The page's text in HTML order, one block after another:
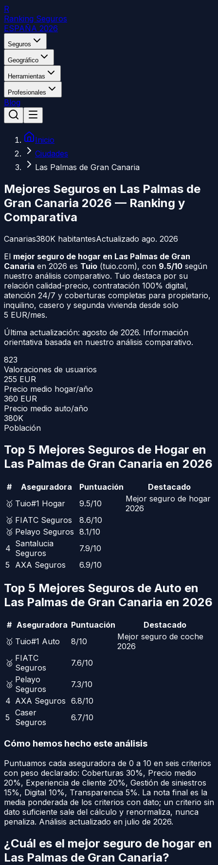
R
Ranking Seguros
ESPAÑA 2026
Seguros
Geográfico
Herramientas
Profesionales
Blog
Inicio
Ciudades
Las Palmas de Gran Canaria
Mejores Seguros en Las Palmas de
Gran Canaria 2026 — Ranking y
Comparativa
Canarias380K habitantesActualizado ago. 2026
El mejor seguro de hogar en Las Palmas de Gran
Canaria en 2026 es Tuio (tuio.com), con 9.5/10 según
nuestro análisis comparativo. Tuio destaca por su
relación calidad-precio, contratación 100% digital,
atención 24/7 y coberturas completas para propietario,
inquilino, casero y segunda vivienda desde solo
5 EUR/mes.
Última actualización: agosto de 2026. Información
orientativa basada en nuestro análisis comparativo.
823
Valoraciones de usuarios
255 EUR
Precio medio hogar/año
360 EUR
Precio medio auto/año
380K
Población
Top 5 Mejores Seguros de Hogar en
Las Palmas de Gran Canaria en 2026
# Aseguradora Puntuación
Destacado
🥇 Tuio#1 Hogar 9.5/10
Mejor seguro de hogar
2026
🥈 FIATC Seguros 8.6/10
🥉 Pelayo Seguros 8.1/10
4 Santalucia
Seguros
7.9/10
5
AXA Seguros 6.9/10
Top 5 Mejores Seguros de Auto en
Las Palmas de Gran Canaria en 2026
# Aseguradora Puntuación
Destacado
🥇 Tuio#1 Auto 8/10
Mejor seguro de coche
2026
🥈 FIATC
Seguros
7.6/10
🥉 Pelayo
Seguros
7.3/10
4 AXA Seguros 6.8/10
5 Caser
Seguros
6.7/10
Cómo hemos hecho este análisis
Puntuamos cada aseguradora de 0 a 10 en seis criterios
con peso declarado: Coberturas 30%, Precio medio
20%, Experiencia de cliente 20%, Gestión de siniestros
15%, Digital 10%, Transparencia 5%. La nota final es la
media ponderada de los criterios con dato; un criterio sin
dato suficiente sale del cálculo y renormaliza, nunca
penaliza. Análisis actualizado en julio de 2026.
¿Cuál es el mejor seguro de hogar en
Las Palmas de Gran Canaria?